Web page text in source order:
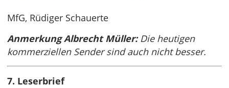
MfG, Rüdiger Schauerte
Anmerkung Albrecht Müller:Die heutigen
kommerziellen Sender sind auch nicht besser.
7. Leserbrief